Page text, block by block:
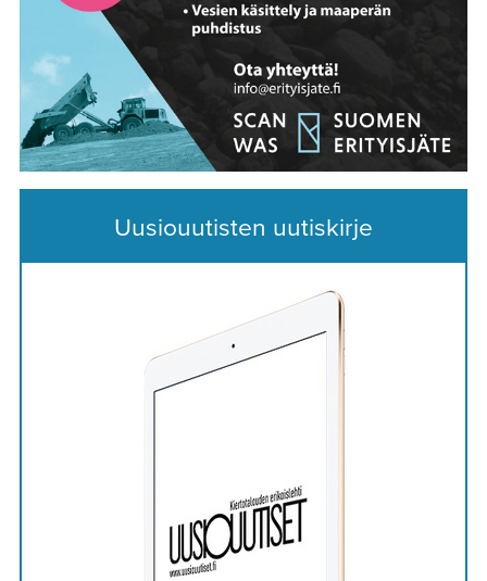
Uusiouutisten uutiskirje